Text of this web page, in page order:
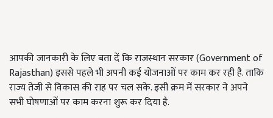
आपकी जानकारी के लिए बता दें कि राजस्थान सरकार (Government of
Rajasthan) इससे पहले भी अपनी कई योजनाओं पर काम कर रही है. ताकि
राज्य तेजी से विकास की राह पर चल सके. इसी क्रम में सरकार ने अपने
सभी घोषणाओं पर काम करना शुरू कर दिया है.